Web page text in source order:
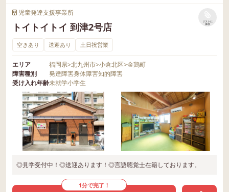
児童発達支援事業所
トイトイトイ 到津2号店
リストに
保存
空きあり 送迎あり 土日祝営業
エリア 福岡県>北九州市>小倉北区>金鶏町
障害種別
発達障害身体障害知的障害
受け入れ年齢未就学小学生
◎見学受付中！◎送迎あります！◎言語聴覚士在籍しております。
1分で完了！